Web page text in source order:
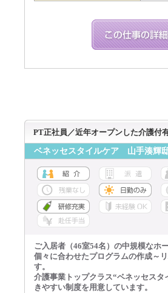
PT正社員／近年オープンした介護付
ベネッセスタイルケア 山手湊輝
ご入居者（46室54名）の中規模なホ
個々に合わせたプログラムの作成～
す。
介護事業トップクラス“ベネッセスタ
きやすい制度を用意しています。